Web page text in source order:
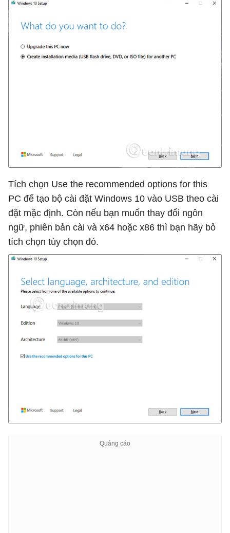
Tích chọn Use the recommended options for this
PC để tạo bộ cài đặt Windows 10 vào USB theo cài
đặt mặc định. Còn nếu bạn muốn thay đổi ngôn
ngữ, phiên bản cài và x64 hoặc x86 thì bạn hãy bỏ
tích chọn tùy chọn đó.